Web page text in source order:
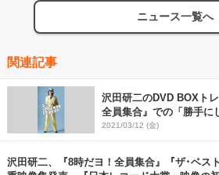
ニュース一覧へ
関連記事
沢田研二のDVD BOXト
全員集合』での「勝手に
ど歌唱映像公開
2021/03/12 (金)
沢田研二、『8時だヨ！全員集合』『ザ･ベス